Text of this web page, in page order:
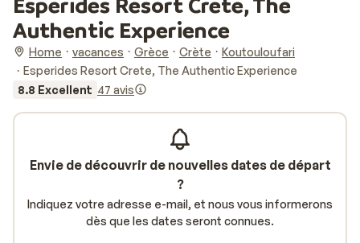
Authentic Experience
Home vacances Grèce Crète
Koutouloufari
Esperides Resort Crete, The Authentic Experience
8.8 Excellent 47 avis
Envie de découvrir de nouvelles dates de départ
?
Indiquez votre adresse e-mail, et nous vous informerons
dès que les dates seront connues.